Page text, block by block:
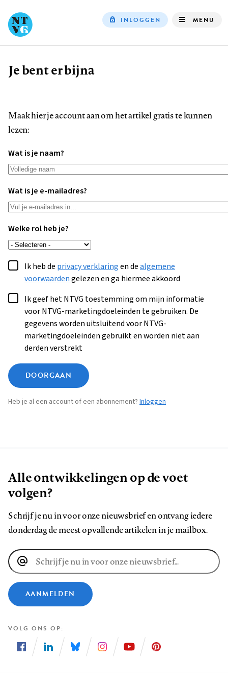
INLOGGEN MENU
Kruimelpad
Je bent er bijna
Maak hier je account aan om het artikel gratis te kunnen
lezen:
Wat is je naam?
Wat is je e-mailadres?
Welke rol heb je?
Ik heb de privacy verklaringen dealgemene
voorwaardengelezen en ga hiermee akkoord
Ik geef het NTVG toestemming om mijn informatie
voor NTVG-marketingdoeleinden te gebruiken. De
gegevens worden uitsluitend voor NTVG-
marketingdoeleinden gebruikt en worden niet aan
derden verstrekt
DOORGAAN
Heb je al een account of een abonnement? Inloggen
Alle ontwikkelingen op de voet
volgen?
Schrijf je nu in voor onze nieuwsbrief en ontvang iedere
donderdag de meest opvallende artikelen in je mailbox.
E-
mailadres
AANMELDEN
VOLG ONS OP
ons
ons
ons
ons
ons
ons